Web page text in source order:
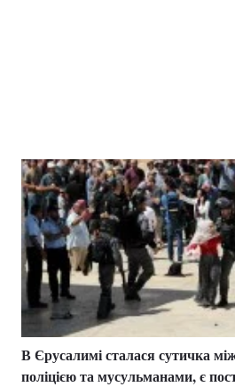
В Єрусалимі сталася сутичка
поліцією та мусульманами, є